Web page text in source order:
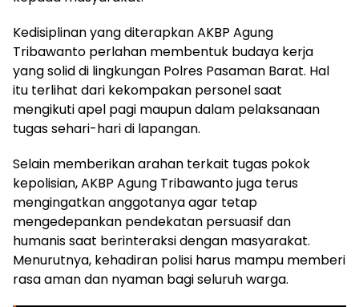
Kedisiplinan yang diterapkan AKBP Agung
Tribawanto perlahan membentuk budaya kerja
yang solid di lingkungan Polres Pasaman Barat. Hal
itu terlihat dari kekompakan personel saat
mengikuti apel pagi maupun dalam pelaksanaan
tugas sehari-hari di lapangan.
Selain memberikan arahan terkait tugas pokok
kepolisian, AKBP Agung Tribawanto juga terus
mengingatkan anggotanya agar tetap
mengedepankan pendekatan persuasif dan
humanis saat berinteraksi dengan masyarakat.
Menurutnya, kehadiran polisi harus mampu memberi
rasa aman dan nyaman bagi seluruh warga.